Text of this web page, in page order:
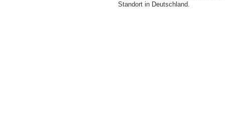
Standort in Deutschland.